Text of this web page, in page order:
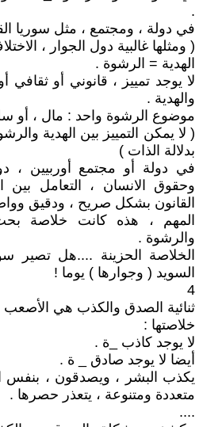
.
في دولة ، ومجتمع ، مثل سوريا
( ومثلها غالبية دول الجوار ،
الهدية = الرشوة .
لا يوجد تمييز ، قانوني أو ثقافي
والهدية .
موضوع الرشوة واحد : مال ، أو
( لا يمكن التمييز بين الهدية
بدلالة الذات )
في دولة أو مجتمع أوربيين ،
وحقوق الانسان ، التعامل بين
القانون بشكل صريح ، ودقيق
المهم ، هذه كانت خلاصة بحث
والرشوة .
الخلاصة الحزينة ....هل تصير
السويد ( وجوارها ) يوما !
4
ثنائية الصدق والكذب هي الأصعب
خلاصتها :
لا يوجد كاذب _ة .
أيضا لا يوجد صادق _ ة .
يكذب البشر ، ويصدقون ، بنفس
متعددة ومتنوعة ، يتعذر حصرها .
....